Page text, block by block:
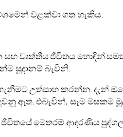
වළක්වා ගත හැකිය.
වෘත්තීය ජීවිතය හොඳින්
සූදානම් බැවිනි.
උත්සාහ කරන්න. දැන්
එබැවින්, සෑම මසකම
මෙතරම් ආදරණීය